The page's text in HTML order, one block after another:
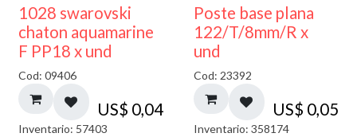
1028 swarovski
chaton aquamarine
F PP18 x und
Cod: 09406
US$ 0,04
Inventario: 57403
Poste base plana
122/T/8mm/R x
und
Cod: 23392
US$ 0,05
Inventario: 358174